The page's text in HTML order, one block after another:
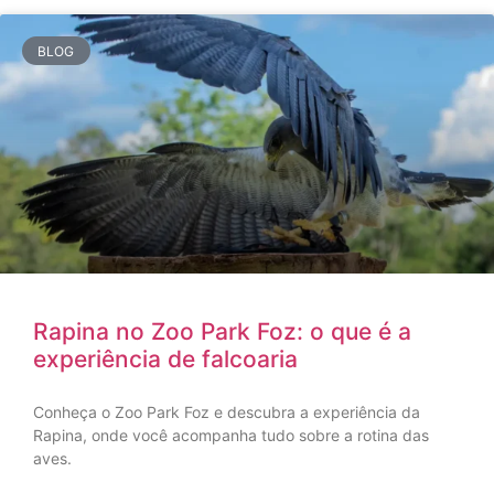
BLOG
Rapina no Zoo Park Foz: o que é a
experiência de falcoaria
Conheça o Zoo Park Foz e descubra a experiência da
Rapina, onde você acompanha tudo sobre a rotina das
aves.